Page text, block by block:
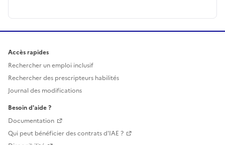
Accès rapides
Rechercher un emploi inclusif
Rechercher des prescripteurs habilités
Journal des modifications
Besoin d'aide ?
Documentation
Qui peut bénéficier des contrats d'IAE ?